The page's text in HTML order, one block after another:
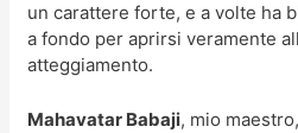
un carattere forte, e a volte ha
a fondo per aprirsi veramente
atteggiamento.
Mahavatar Babaji, mio